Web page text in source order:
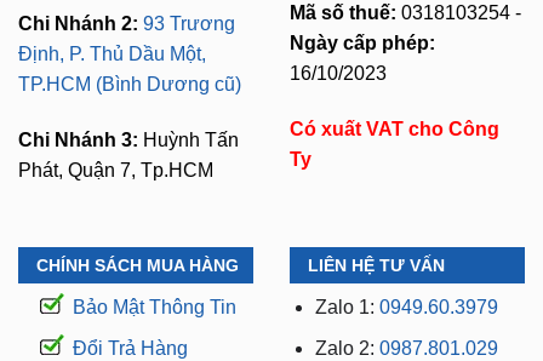
Chi Nhánh 2: 93 Trương
Định, P. Thủ Dầu Một,
TP.HCM (Bình Dương cũ)
Chi Nhánh 3: Huỳnh Tấn
Phát, Quận 7, Tp.HCM
Mã số thuế: 0318103254 -
Ngày cấp phép:
16/10/2023
Có xuất VAT cho Công
Ty
CHÍNH SÁCH MUA HÀNG
Bảo Mật Thông Tin
Đổi Trả Hàng
LIÊN HỆ TƯ VẤN
Zalo 1: 0949.60.3979
Zalo 2: 0987.801.029